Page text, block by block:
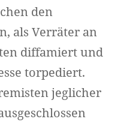
den
als Verräter an
diffamiert und
torpediert.
jeglicher